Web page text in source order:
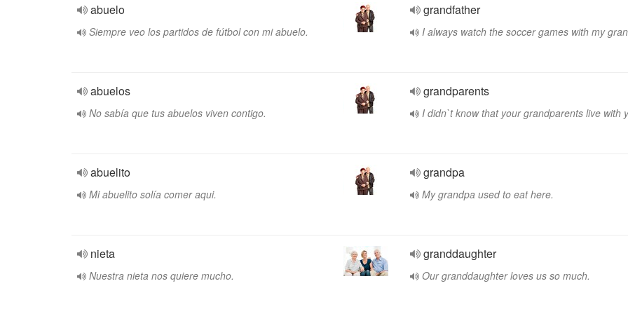
abuelo
Siempre veo los partidos de fútbol con mi abuelo.
grandfather
I always watch the soccer games with my
abuelos
No sabía que tus abuelos viven contigo.
grandparents
I didn`t know that your grandparents live with
abuelito
Mi abuelito solía comer aqui.
grandpa
My grandpa used to eat here.
nieta
Nuestra nieta nos quiere mucho.
granddaughter
Our granddaughter loves us so much.